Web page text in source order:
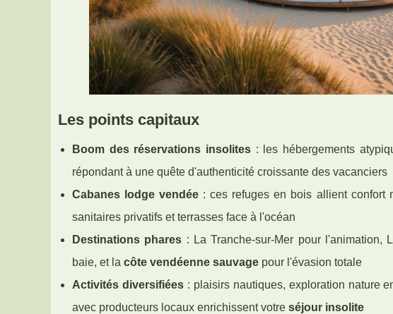
Les points capitaux
Boom des réservations insolites: les hébergements
répondant à une quête d'authenticité croissante des vacanciers
Cabanes lodge vendée : ces refuges en bois allient confort
sanitaires privatifs et terrasses face à l'océan
Destinations phares : La Tranche-sur-Mer pour l'animation,
baie, et la côte vendéenne sauvage pour l'évasion totale
Activités diversifiées: plaisirs nautiques, exploration nature
avec producteurs locaux enrichissent votre séjour insolite